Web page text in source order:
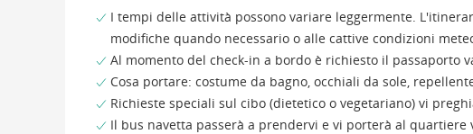
I tempi delle attività possono variare leggermente.
modifiche quando necessario o alle cattive condizioni
Al momento del check-in a bordo è richiesto il passaporto
Cosa portare: costume da bagno, occhiali da sole,
Richieste speciali sul cibo (dietetico o vegetariano) vi
Il bus navetta passerà a prendervi e vi porterà al quartiere